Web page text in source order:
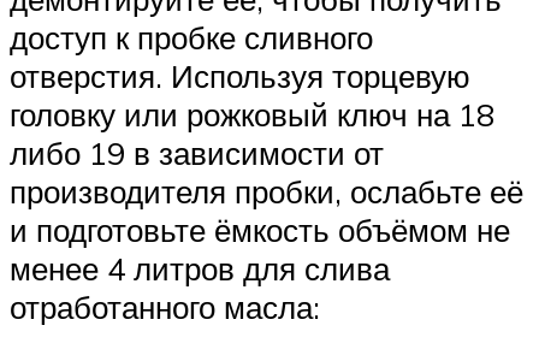
доступ к пробке сливного
отверстия. Используя торцевую
головку или рожковый ключ на 18
либо 19 в зависимости от
производителя пробки, ослабьте её
и подготовьте ёмкость объёмом не
менее 4 литров для слива
отработанного масла: